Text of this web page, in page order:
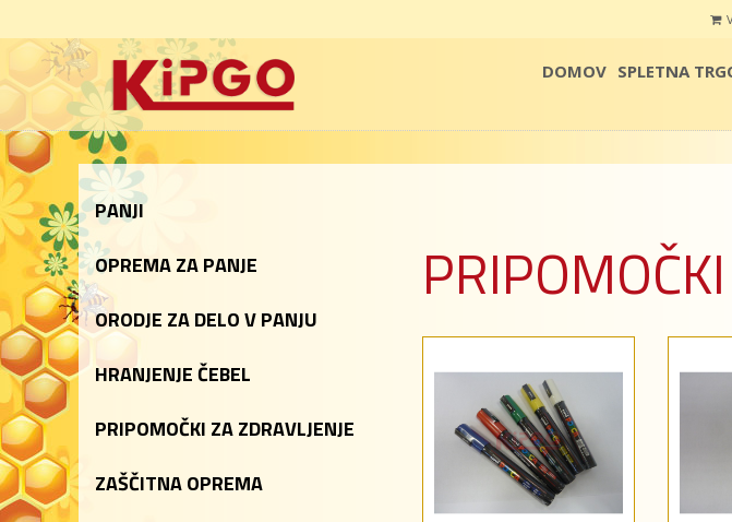
DOMOV SPLETNA
PANJI
OPREMA ZA PANJE
ORODJE ZA DELO V PANJU
HRANJENJE ČEBEL
PRIPOMOČKI ZA ZDRAVLJENJE
ZAŠČITNA OPREMA